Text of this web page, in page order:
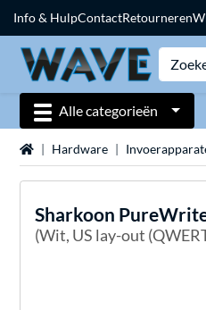
Info & HulpContactRetourneren
Alle categorieën
Home Hardware
Sharkoon
(Wit, US lay-out